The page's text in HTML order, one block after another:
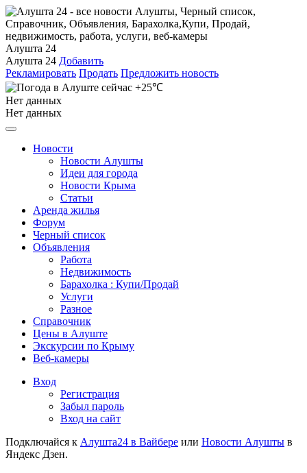
Алушта 24
Алушта 24 Добавить
Рекламировать Продать Предложить новость
+25℃
Нет данных
Нет данных
Новости
Новости Алушты
Идеи для города
Новости Крыма
Статьи
Аренда жилья
Форум
Черный список
Объявления
Работа
Недвижимость
Барахолка : Купи/Продай
Услуги
Разное
Справочник
Цены в Алуште
Экскурсии по Крыму
Веб-камеры
Вход
Регистрация
Забыл пароль
Вход на сайт
Подключайся к Алушта24 в Вайбере или Новости Алушты в
Яндекс Дзен.